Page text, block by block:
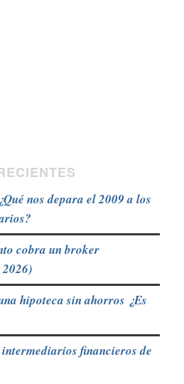
nos depara el 2009 a los
cobra un broker
hipoteca sin ahorros ¿Es
financieros de